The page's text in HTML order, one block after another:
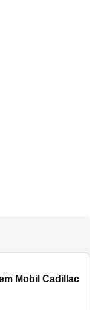
Mobil Cadillac